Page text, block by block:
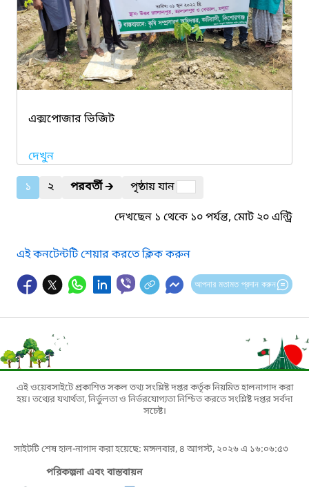
এক্সপোজার ভিজিট
দেখুন
১
২ পরবর্তী🡲
পৃষ্ঠায় যান
দেখছেন ১ থেকে ১০ পর্যন্ত, মোট ২০ এন্ট্রি
এই কনটেন্টটি শেয়ার করতে ক্লিক করুন
আপনার মতামত প্রদান করুন
এই ওয়েবসাইটে প্রকাশিত সকল তথ্য সংশ্লিষ্ট দপ্তর কর্তৃক নিয়মিত হালনাগাদ করা
হয়। তথ্যের যথার্থতা, নির্ভুলতা ও নির্ভরযোগ্যতা নিশ্চিত করতে সংশ্লিষ্ট দপ্তর সর্বদা
সচেষ্ট।
সাইটটি শেষ হাল-নাগাদ করা হয়েছে: মঙ্গলবার, ৪ আগস্ট, ২০২৬ এ ১৬:০৬:৫৩
পরিকল্পনা এবং বাস্তবায়ন